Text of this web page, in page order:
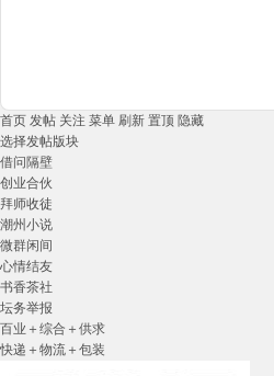
首页 发帖 关注 菜单 刷新 置顶 隐藏
选择发帖版块
借问隔壁
创业合伙
拜师收徒
潮州小说
微群闲间
心情结友
书香茶社
坛务举报
百业＋综合＋供求
快递＋物流＋包装